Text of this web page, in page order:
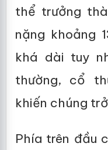
thể trưởng
nặng khoảng
khá dài tuy
thường, cổ
khiến chúng
Phía trên đầu